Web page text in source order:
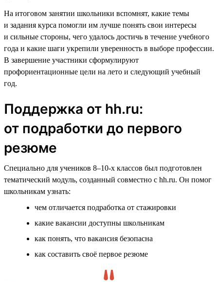
На итоговом занятии школьники вспомнят, какие темы
и задания курса помогли им лучше понять свои интересы
и сильные стороны, чего удалось достичь в течение учебного
года и какие шаги укрепили уверенность в выборе профессии.
В завершение участники сформулируют
профориентационные цели на лето и следующий учебный
год.
Поддержка от hh.ru:
от подработки до первого
резюме
Специально для учеников 8–10-х классов был подготовлен
тематический модуль, созданный совместно с hh.ru. Он помог
школьникам узнать:
чем отличается подработка от стажировки
какие вакансии доступны школьникам
как понять, что вакансия безопасна
как составить своё первое резюме